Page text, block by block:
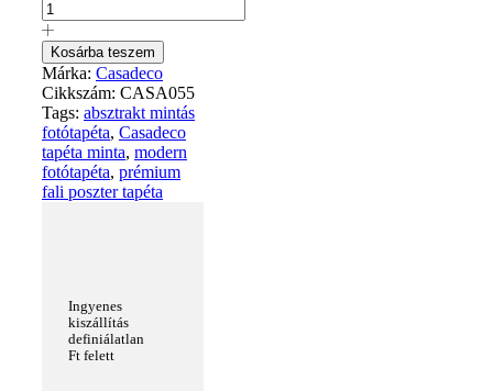
Kosárba teszem
Márka: Casadeco
Cikkszám: CASA055
Tags: absztrakt mintás
fotótapéta, Casadeco
tapéta minta, modern
fotótapéta, prémium
fali poszter tapéta
Ingyenes
kiszállítás
definiálatlan
Ft felett